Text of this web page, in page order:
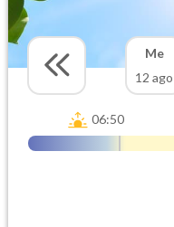
Me
12 ago
06:50